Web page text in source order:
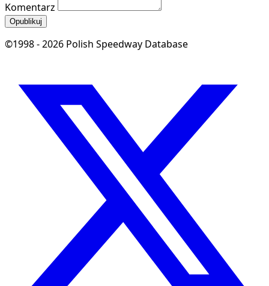
Komentarz
Opublikuj
©1998 - 2026 Polish Speedway Database